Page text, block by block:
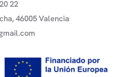
22
46005 Valencia